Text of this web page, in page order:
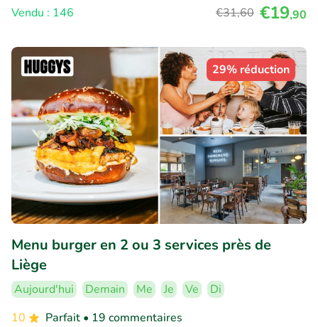
Vendu : 146
€31,60 €19,90
29% réduction
Menu burger en 2 ou 3 services près de
Liège
Aujourd'hui Demain Me Je Ve
Di
10
Parfait • 19 commentaires